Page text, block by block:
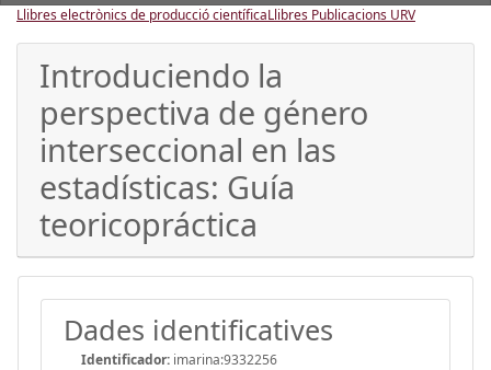
Llibres electrònics de producció científicaLlibres Publicacions URV
Introduciendo la
perspectiva de género
interseccional en las
estadísticas: Guía
teoricopráctica
Dades identificatives
Identificador: imarina:9332256